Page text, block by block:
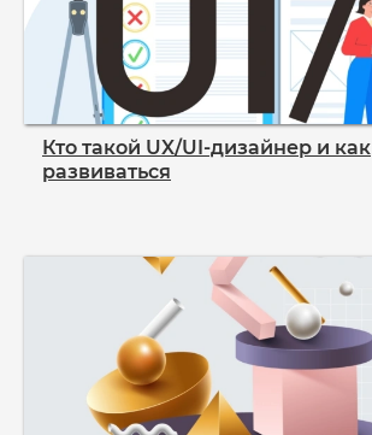
Кто такой UX/UI‑дизайнер и как
развиваться